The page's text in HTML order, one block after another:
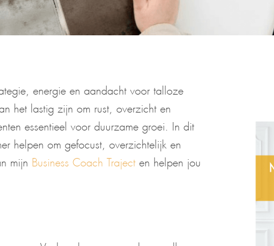
energie en aandacht voor talloze
het lastig zijn om rust, overzicht en
essentieel voor duurzame groei. In dit
helpen om gefocust, overzichtelijk en
mijn Business Coach Traject en helpen jou